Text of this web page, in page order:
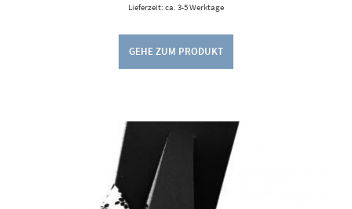
Lieferzeit: ca. 3-5 Werktage
GEHE ZUM PRODUKT